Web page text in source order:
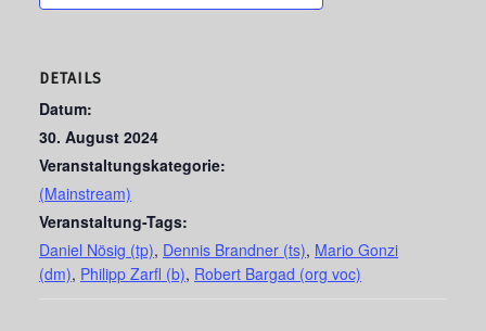
DETAILS
Datum:
30. August 2024
Veranstaltungskategorie:
(Mainstream)
Veranstaltung-Tags:
Daniel Nösig (tp), Dennis Brandner (ts), Mario Gonzi
(dm), Philipp Zarfl (b), Robert Bargad (org voc)